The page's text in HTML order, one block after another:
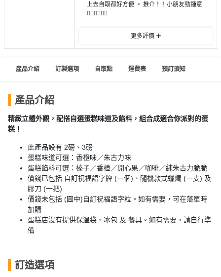
花
及
藝
品
製
禮
物
場
品
生
拖
企
業
活
禮
活
需
軟
夾
間
神
侶
願
上去自取都好方便 。 推介！！小朋友勁鍾意
👍🏻👍🏻👍🏻
更多評價
產品介紹 訂製選項 自取點 運費表 預訂須知
產品介紹
精緻立體外觀，配搭自選蛋糕味道及餡料，組合成適合你派對的蛋
糕！
此產品設有 2磅、3磅
蛋糕味道可選：香橙味／朱古力味
蛋糕餡料可選：榛子／香橙／開心果／咖啡／純朱古力脆脆
價錢已包括 自訂祝福語字牌 (一個)、隨機款式蠟燭 (一支) 及
膠刀 (一把)
價錢未包括 (圖中)自訂祝福語字粒。如有需要，可在落單時
加購
蛋糕店沒有提供保溫袋、冰包 及 餐具。如有需要，請自行準
備
訂造選項